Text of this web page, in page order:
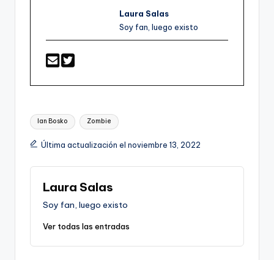
Laura Salas
Soy fan, luego existo
Etiquetas:
Ian Bosko Zombie
Última actualización el noviembre 13, 2022
Laura Salas
Soy fan, luego existo
Ver todas las entradas